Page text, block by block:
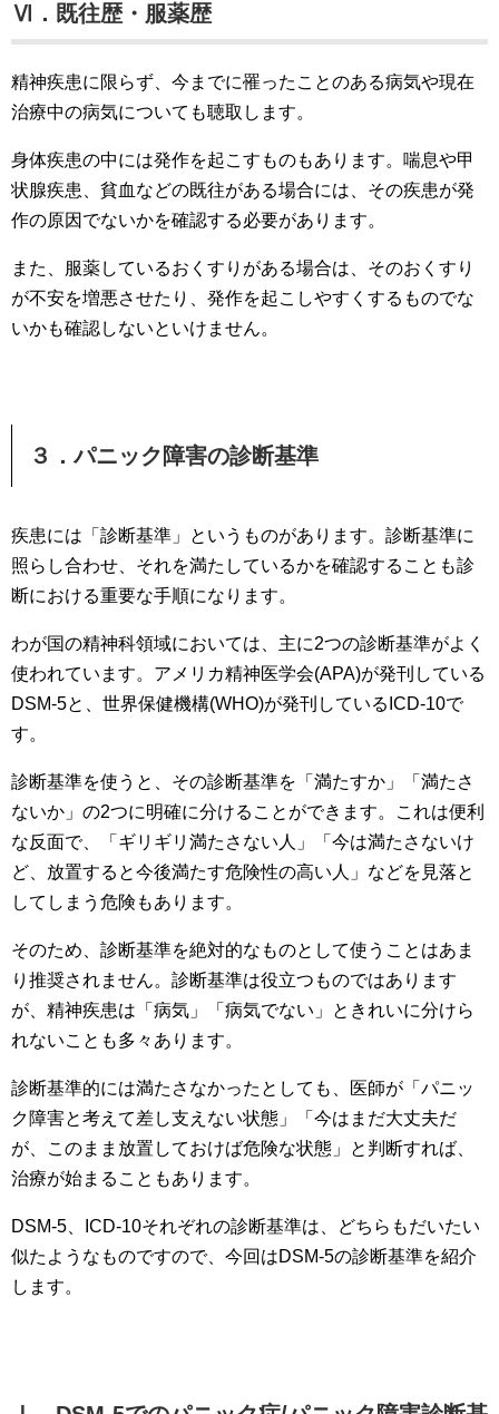
Ⅵ．既往歴・服薬歴
精神疾患に限らず、今までに罹ったことのある病気や現在
治療中の病気についても聴取します。
身体疾患の中には発作を起こすものもあります。喘息や甲
状腺疾患、貧血などの既往がある場合には、その疾患が発
作の原因でないかを確認する必要があります。
また、服薬しているおくすりがある場合は、そのおくすり
が不安を増悪させたり、発作を起こしやすくするものでな
いかも確認しないといけません。
３．パニック障害の診断基準
疾患には「診断基準」というものがあります。診断基準に
照らし合わせ、それを満たしているかを確認することも診
断における重要な手順になります。
わが国の精神科領域においては、主に2つの診断基準がよく
使われています。アメリカ精神医学会(APA)が発刊している
DSM-5と、世界保健機構(WHO)が発刊しているICD-10で
す。
診断基準を使うと、その診断基準を「満たすか」「満たさ
ないか」の2つに明確に分けることができます。これは便利
な反面で、「ギリギリ満たさない人」「今は満たさないけ
ど、放置すると今後満たす危険性の高い人」などを見落と
してしまう危険もあります。
そのため、診断基準を絶対的なものとして使うことはあま
り推奨されません。診断基準は役立つものではあります
が、精神疾患は「病気」「病気でない」ときれいに分けら
れないことも多々あります。
診断基準的には満たさなかったとしても、医師が「パニッ
ク障害と考えて差し支えない状態」「今はまだ大丈夫だ
が、このまま放置しておけば危険な状態」と判断すれば、
治療が始まることもあります。
DSM-5、ICD-10それぞれの診断基準は、どちらもだいたい
似たようなものですので、今回はDSM-5の診断基準を紹介
します。